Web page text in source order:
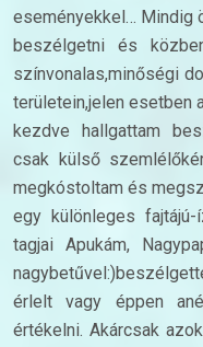
eseményekkel… Mindig
beszélgetni és
színvonalas,minőségi
területein,jelen esetben
kezdve hallgattam
csak külső
megkóstoltam és
egy különleges fajtájú-
tagjai Apukám,
érlelt vagy éppen
értékelni. Akárcsak